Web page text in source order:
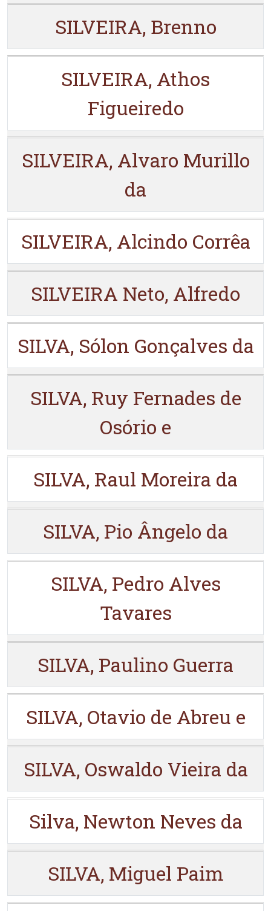
SILVEIRA, Brenno
SILVEIRA, Athos
Figueiredo
SILVEIRA, Alvaro Murillo
da
SILVEIRA, Alcindo Corrêa
SILVEIRA Neto, Alfredo
SILVA, Sólon Gonçalves da
SILVA, Ruy Fernades de
Osório e
SILVA, Raul Moreira da
SILVA, Pio Ângelo da
SILVA, Pedro Alves
Tavares
SILVA, Paulino Guerra
SILVA, Otavio de Abreu e
SILVA, Oswaldo Vieira da
Silva, Newton Neves da
SILVA, Miguel Paim